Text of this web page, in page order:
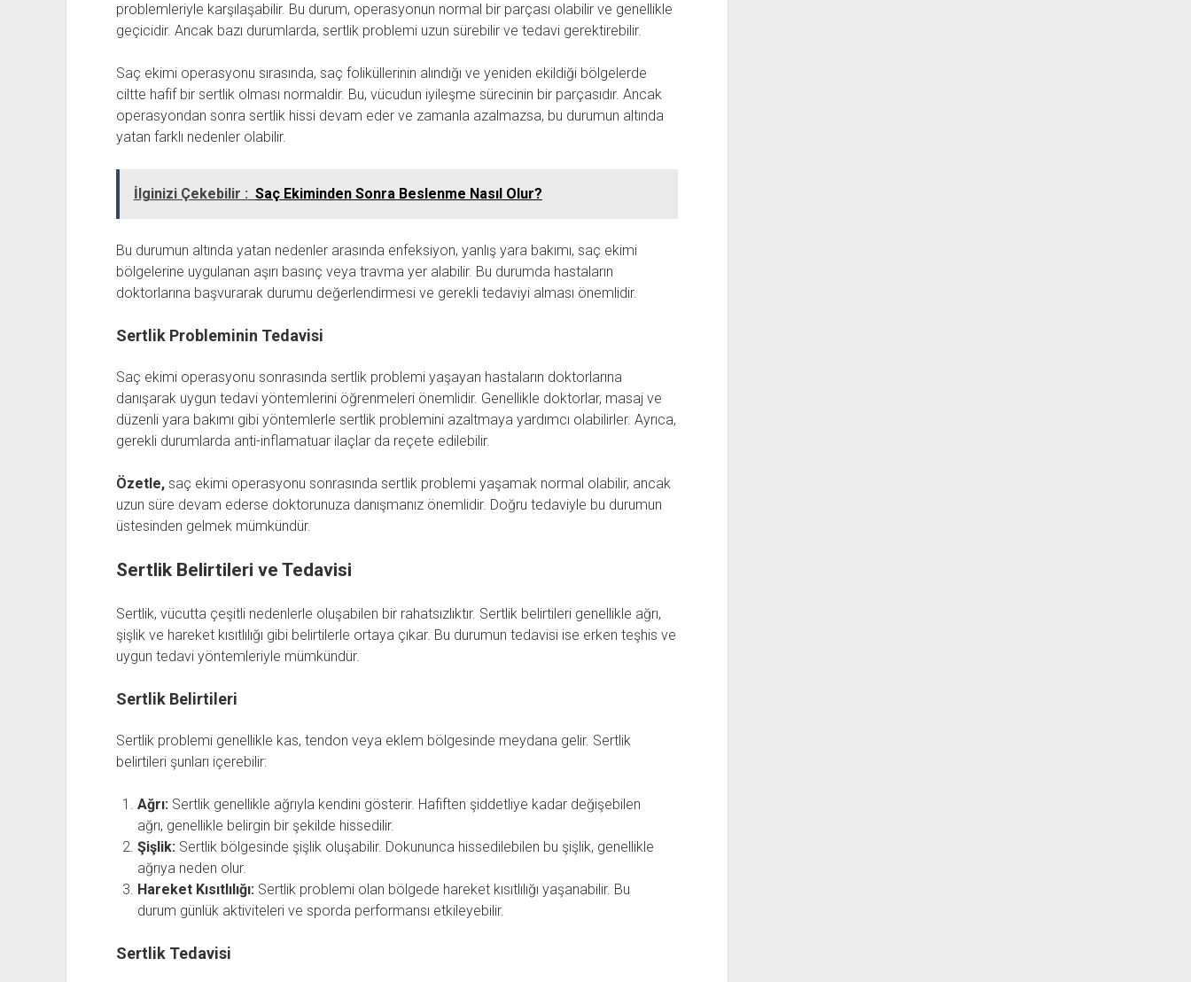
problemleriyle karşılaşabilir. Bu durum, operasyonun normal bir parçası olabilir ve genellikle
geçicidir. Ancak bazı durumlarda, sertlik problemi uzun sürebilir ve tedavi gerektirebilir.
Saç ekimi operasyonu sırasında, saç foliküllerinin alındığı ve yeniden ekildiği bölgelerde
ciltte hafif bir sertlik olması normaldir. Bu, vücudun iyileşme sürecinin bir parçasıdır. Ancak
operasyondan sonra sertlik hissi devam eder ve zamanla azalmazsa, bu durumun altında
yatan farklı nedenler olabilir.
İlginizi Çekebilir : Saç Ekiminden Sonra Beslenme Nasıl Olur?
Bu durumun altında yatan nedenler arasında enfeksiyon, yanlış yara bakımı, saç ekimi
bölgelerine uygulanan aşırı basınç veya travma yer alabilir. Bu durumda hastaların
doktorlarına başvurarak durumu değerlendirmesi ve gerekli tedaviyi alması önemlidir.
Sertlik Probleminin Tedavisi
Saç ekimi operasyonu sonrasında sertlik problemi yaşayan hastaların doktorlarına
danışarak uygun tedavi yöntemlerini öğrenmeleri önemlidir. Genellikle doktorlar, masaj ve
düzenli yara bakımı gibi yöntemlerle sertlik problemini azaltmaya yardımcı olabilirler. Ayrıca,
gerekli durumlarda anti-inflamatuar ilaçlar da reçete edilebilir.
Özetle,saç ekimi operasyonu sonrasında sertlik problemi yaşamak normal olabilir, ancak
uzun süre devam ederse doktorunuza danışmanız önemlidir. Doğru tedaviyle bu durumun
üstesinden gelmek mümkündür.
Sertlik Belirtileri ve Tedavisi
Sertlik, vücutta çeşitli nedenlerle oluşabilen bir rahatsızlıktır. Sertlik belirtileri genellikle ağrı,
şişlik ve hareket kısıtlılığı gibi belirtilerle ortaya çıkar. Bu durumun tedavisi ise erken teşhis ve
uygun tedavi yöntemleriyle mümkündür.
Sertlik Belirtileri
Sertlik problemi genellikle kas, tendon veya eklem bölgesinde meydana gelir. Sertlik
belirtileri şunları içerebilir:
Ağrı:Sertlik genellikle ağrıyla kendini gösterir. Hafiften şiddetliye kadar değişebilen
ağrı, genellikle belirgin bir şekilde hissedilir.
Şişlik:Sertlik bölgesinde şişlik oluşabilir. Dokununca hissedilebilen bu şişlik, genellikle
ağrıya neden olur.
Hareket Kısıtlılığı:Sertlik problemi olan bölgede hareket kısıtlılığı yaşanabilir. Bu
durum günlük aktiviteleri ve sporda performansı etkileyebilir.
Sertlik Tedavisi